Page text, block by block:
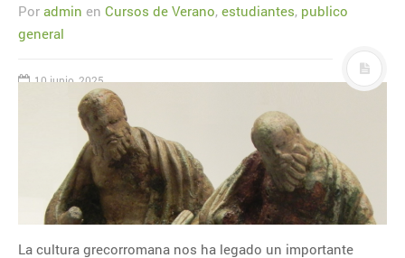
En este portal podrás seguir todas
las noticias relevantes relacionadas
participa INTECCA.
RSS INTECCA
CALENDARIO
agosto 2026
Por admin en Cursos de Verano, estudiantes, publico
general
10 junio, 2025
La cultura grecorromana nos ha legado un importante